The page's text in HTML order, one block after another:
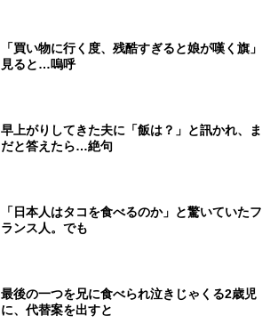
「買い物に行く度、残酷すぎると娘が嘆く旗」
見ると…嗚呼
早上がりしてきた夫に「飯は？」と訊かれ、ま
だと答えたら…絶句
「日本人はタコを食べるのか」と驚いていたフ
ランス人。でも
最後の一つを兄に食べられ泣きじゃくる2歳児
に、代替案を出すと